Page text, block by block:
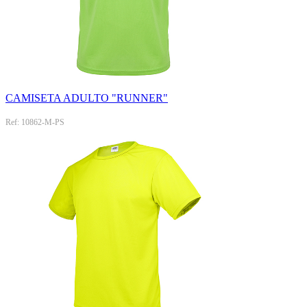
CAMISETA ADULTO "RUNNER"
Ref: 10862-M-PS